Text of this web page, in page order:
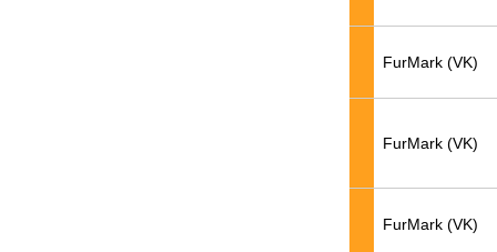
FurMark (VK)
FurMark (VK)
FurMark (VK)